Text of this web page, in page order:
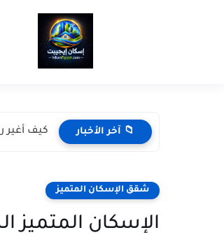
📁 آخر الأخبار كيف أغير
شقق الإسكان المتميز
الإسكان المتميز